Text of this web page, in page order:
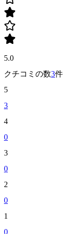
5.0
クチコミの数3件
5
3
4
0
3
0
2
0
1
0